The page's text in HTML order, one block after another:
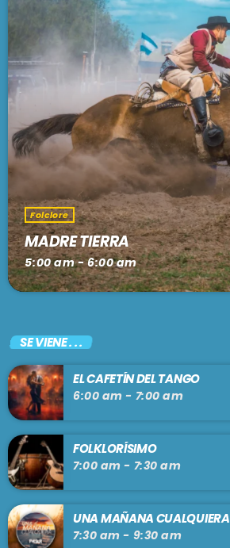
Folclore
MADRE TIERRA
5:00 am - 6:00 am
SE VIENE . . .
EL CAFETÍN DEL TANGO
6:00 am - 7:00 am
FOLKLORÍSIMO
7:00 am - 7:30 am
UNA MAÑANA CUALQUIERA
7:30 am - 9:30 am